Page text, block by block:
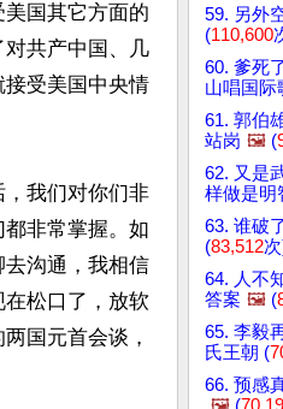
国其它方面的
共产中国、几
受美国中央情
我们对你们非
非常掌握。如
沟通，我相信
松口了，放软
国元首会谈，
59. 另外
(110,600
60. 爹死
山唱国际
61. 郭伯
站岗 🖼️ (
62. 又是
样做是明
63. 谁破
(83,512
64. 人不
答案 🖼️ (
65. 李毅
氏王朝 (
66. 预感
🖼️ (